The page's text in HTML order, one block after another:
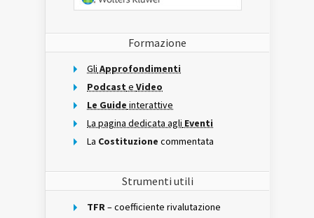
Formazione
Gli Approfondimenti
Podcast e Video
Le Guide interattive
La pagina dedicata agli Eventi
La Costituzione commentata
Strumenti utili
TFR– coefficiente rivalutazione